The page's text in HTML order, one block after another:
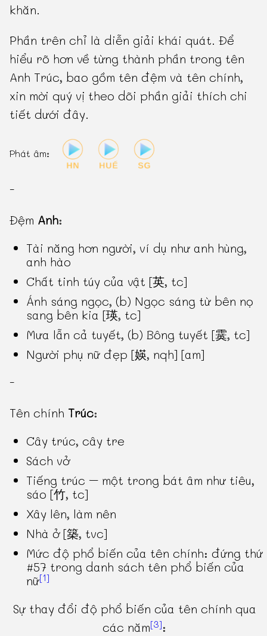
khăn.
Phần trên chỉ là diễn giải khái quát. Để
hiểu rõ hơn về từng thành phần trong tên
Anh Trúc, bao gồm tên đệm và tên chính,
xin mời quý vị theo dõi phần giải thích chi
tiết dưới đây.
Phát âm:
-
Đệm Anh:
Tài năng hơn người, ví dụ như anh hùng,
anh hào
Chất tinh túy của vật [英, tc]
Ánh sáng ngọc, (b) Ngọc sáng từ bên nọ
sang bên kia [瑛, tc]
Mưa lẫn cả tuyết, (b) Bông tuyết [霙, tc]
Người phụ nữ đẹp [媖, nqh] [am]
-
Tên chính Trúc:
Cây trúc, cây tre
Sách vở
Tiếng trúc – một trong bát âm như tiêu,
sáo [竹, tc]
Xây lên, làm nên
Nhà ở [築, tvc]
Mức độ phổ biến của tên chính: đứng thứ
#57 trong danh sách tên phổ biến của
nữ[1]
Sự thay đổi độ phổ biến của tên chính qua
các năm[3]: